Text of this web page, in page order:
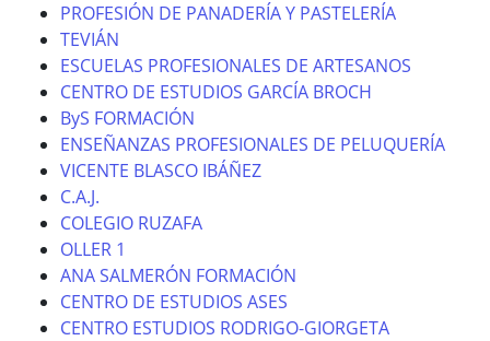
PROFESIÓN DE PANADERÍA Y PASTELERÍA
TEVIÁN
ESCUELAS PROFESIONALES DE ARTESANOS
CENTRO DE ESTUDIOS GARCÍA BROCH
ByS FORMACIÓN
ENSEÑANZAS PROFESIONALES DE PELUQUERÍA
VICENTE BLASCO IBÁÑEZ
C.A.J.
COLEGIO RUZAFA
OLLER 1
ANA SALMERÓN FORMACIÓN
CENTRO DE ESTUDIOS ASES
CENTRO ESTUDIOS RODRIGO-GIORGETA